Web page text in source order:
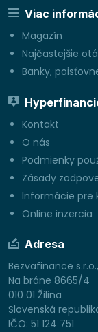
Viac
Magazín
Najčastejšie
Banky,
Kontakt
O nás
Podmienky
Zásady
Informácie pre
Online inzercia
Adresa
Bezvafinance
Na bráne 8665/4
010 01 Žilina
Slovenská
IČO: 51 124 751